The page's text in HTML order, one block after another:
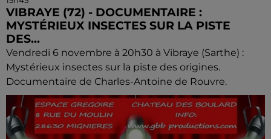
VIBRAYE (72) - DOCUMENTAIRE :
MYSTÉRIEUX INSECTES SUR LA PISTE
DES...
Vendredi 6 novembre à 20h30 à Vibraye (Sarthe) :
Mystérieux insectes sur la piste des origines.
Documentaire de Charles-Antoine de Rouvre.